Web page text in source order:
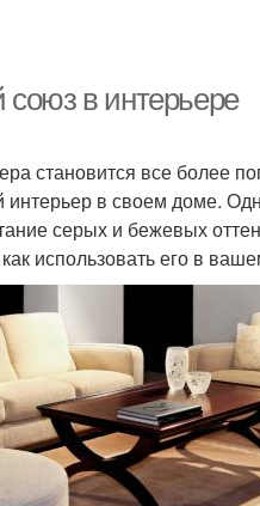
в интерьере
становится все более
интерьер в своем доме.
серых и бежевых
использовать его в